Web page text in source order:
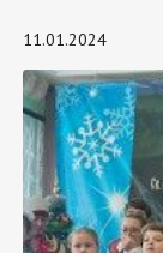
11.01.2024